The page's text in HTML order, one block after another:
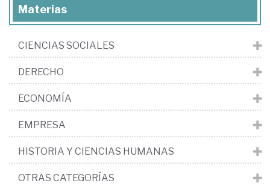
Materias
CIENCIAS SOCIALES
DERECHO
ECONOMÍA
EMPRESA
HISTORIA Y CIENCIAS HUMANAS
OTRAS CATEGORÍAS